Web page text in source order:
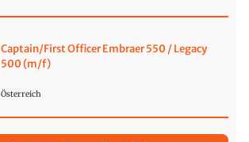
Captain/First Officer Embraer 550 / Legacy
500 (m/f)
Österreich